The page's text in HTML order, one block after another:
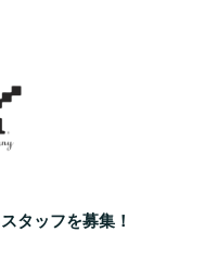
タッフを募集！